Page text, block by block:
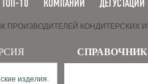
ТОП-10 КОМПАНИИ ДЕГУСТАЦИИ
ПРОИЗВОДИТЕЛЕЙ КОНДИТЕРСКИХ